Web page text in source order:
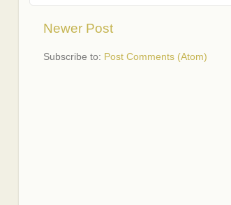
Newer Post
Subscribe to: Post Comments (Atom)